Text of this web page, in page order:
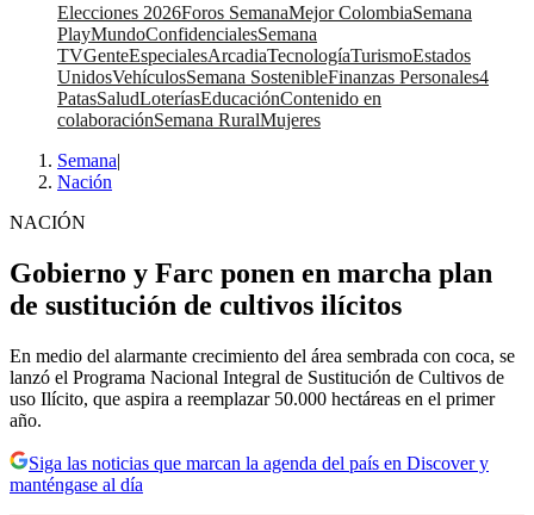
Elecciones 2026Foros SemanaMejor ColombiaSemana
PlayMundoConfidencialesSemana
TVGenteEspecialesArcadiaTecnologíaTurismoEstados
UnidosVehículosSemana SostenibleFinanzas Personales4
PatasSaludLoteríasEducaciónContenido en
colaboraciónSemana RuralMujeres
Semana|
Nación
NACIÓN
Gobierno y Farc ponen en marcha plan
de sustitución de cultivos ilícitos
En medio del alarmante crecimiento del área sembrada con coca, se
lanzó el Programa Nacional Integral de Sustitución de Cultivos de
uso Ilícito, que aspira a reemplazar 50.000 hectáreas en el primer
año.
Siga las noticias que marcan la agenda del país en Discover y
manténgase al día